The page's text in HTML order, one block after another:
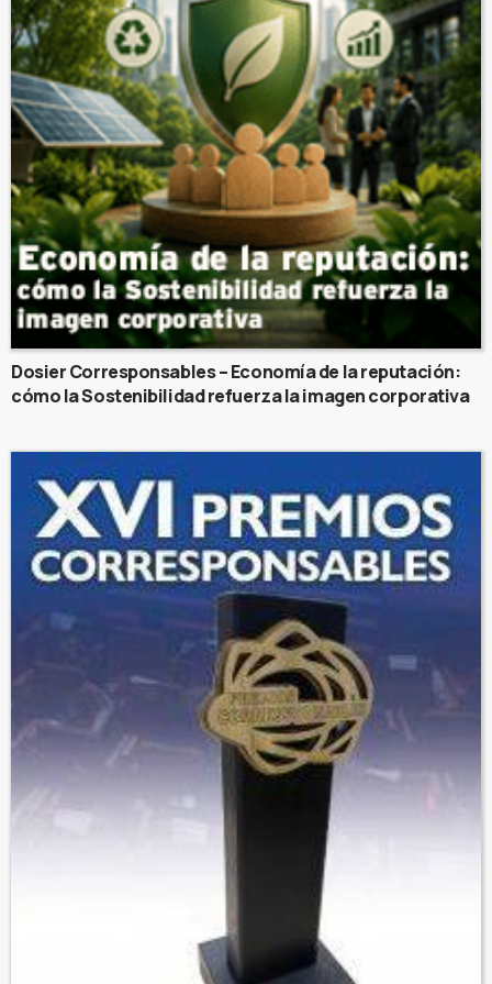
Dosier Corresponsables – Economía de la reputación:
cómo la Sostenibilidad refuerza la imagen corporativa